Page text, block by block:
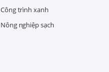
Công trình xanh
Nông nghiệp sạch